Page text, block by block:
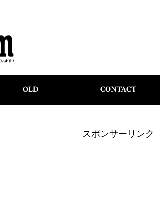
OLD CONTACT
スポンサーリンク